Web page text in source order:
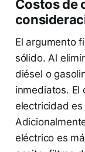
Costos de
El argumento
sólido. Al
diésel o
inmediatos. El
electricidad
eléctrico es